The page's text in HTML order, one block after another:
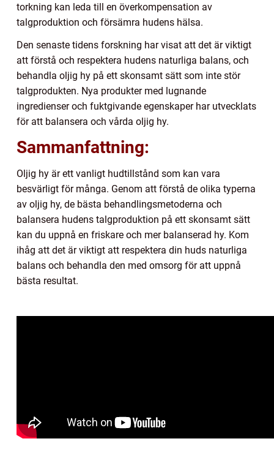
torkning kan leda till en överkompensation av
talgproduktion och försämra hudens hälsa.
Den senaste tidens forskning har visat att det är viktigt
att förstå och respektera hudens naturliga balans, och
behandla oljig hy på ett skonsamt sätt som inte stör
talgprodukten. Nya produkter med lugnande
ingredienser och fuktgivande egenskaper har utvecklats
för att balansera och vårda oljig hy.
Sammanfattning:
Oljig hy är ett vanligt hudtillstånd som kan vara
besvärligt för många. Genom att förstå de olika typerna
av oljig hy, de bästa behandlingsmetoderna och
balansera hudens talgproduktion på ett skonsamt sätt
kan du uppnå en friskare och mer balanserad hy. Kom
ihåg att det är viktigt att respektera din huds naturliga
balans och behandla den med omsorg för att uppnå
bästa resultat.